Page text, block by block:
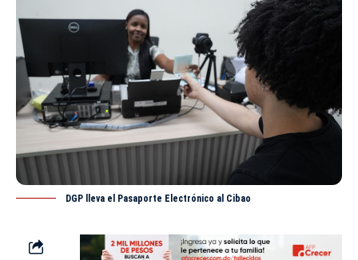
DGP lleva el Pasaporte Electrónico al Cibao